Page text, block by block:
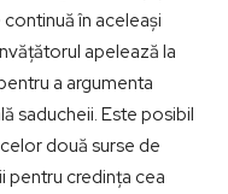
în aceleași
apelează la
a argumenta
saducheii. Este posibil
două surse de
pentru credința cea